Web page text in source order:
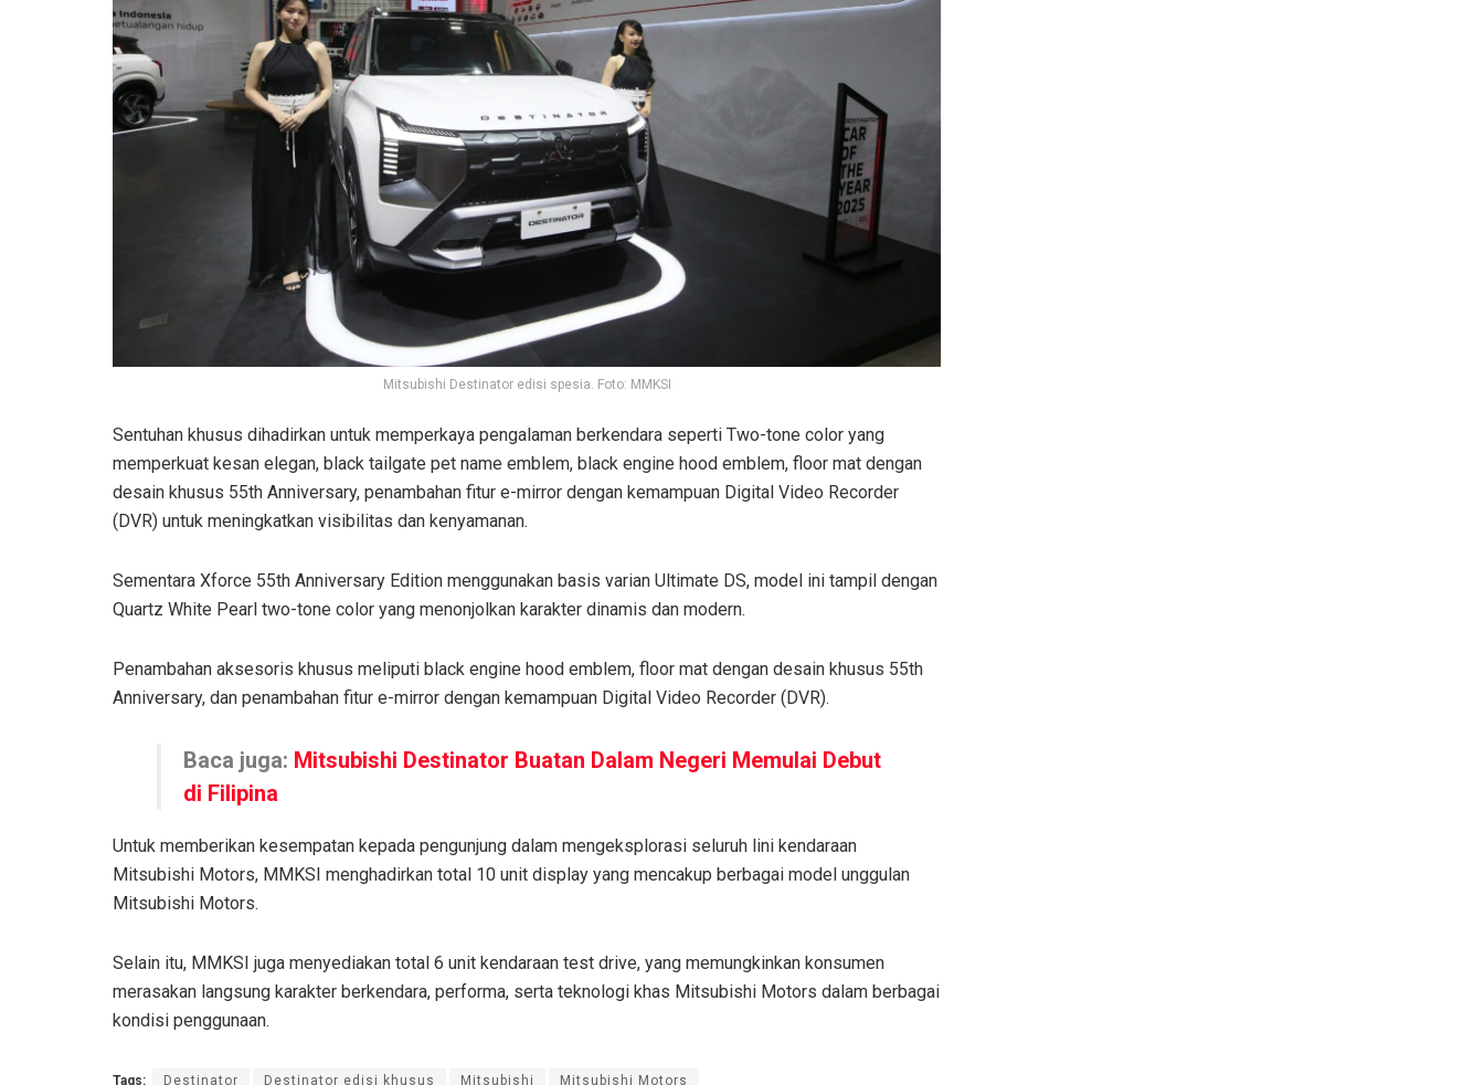
Mitsubishi Destinator edisi spesia. Foto: MMKSI
Sentuhan khusus dihadirkan untuk memperkaya pengalaman berkendara seperti Two-tone color yang
memperkuat kesan elegan, black tailgate pet name emblem, black engine hood emblem, floor mat dengan
desain khusus 55th Anniversary, penambahan fitur e-mirror dengan kemampuan Digital Video Recorder
(DVR) untuk meningkatkan visibilitas dan kenyamanan.
Sementara Xforce 55th Anniversary Edition menggunakan basis varian Ultimate DS, model ini tampil dengan
Quartz White Pearl two-tone color yang menonjolkan karakter dinamis dan modern.
Penambahan aksesoris khusus meliputi black engine hood emblem, floor mat dengan desain khusus 55th
Anniversary, dan penambahan fitur e-mirror dengan kemampuan Digital Video Recorder (DVR).
Baca juga: Mitsubishi Destinator Buatan Dalam Negeri Memulai Debut
di Filipina
Untuk memberikan kesempatan kepada pengunjung dalam mengeksplorasi seluruh lini kendaraan
Mitsubishi Motors, MMKSI menghadirkan total 10 unit display yang mencakup berbagai model unggulan
Mitsubishi Motors.
Selain itu, MMKSI juga menyediakan total 6 unit kendaraan test drive, yang memungkinkan konsumen
merasakan langsung karakter berkendara, performa, serta teknologi khas Mitsubishi Motors dalam berbagai
kondisi penggunaan.
Tags: Destinator Destinator edisi khusus Mitsubishi Mitsubishi Motors